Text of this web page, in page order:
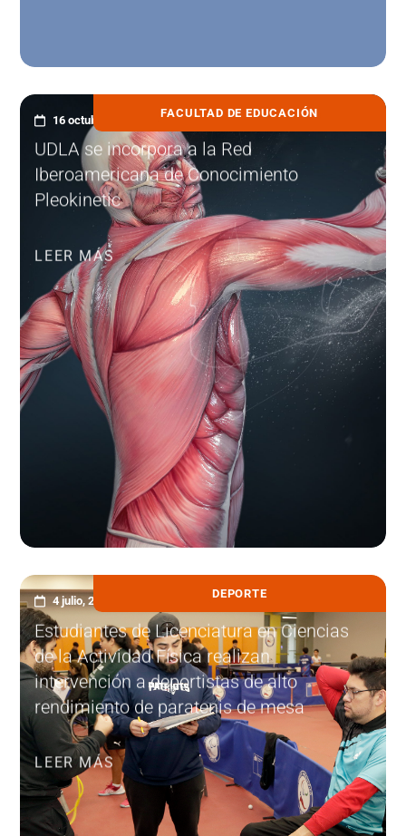
FACULTAD DE EDUCACIÓN
16 octubre, 2020
UDLA se incorpora a la Red
Iberoamericana de Conocimiento
Pleokinetic
LEER MÁS
DEPORTE
4 julio, 2024
Estudiantes de Licenciatura en Ciencias
de la Actividad Física realizan
intervención a deportistas de alto
rendimiento de paratenis de mesa
LEER MÁS